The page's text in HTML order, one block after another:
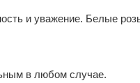
и уважение. Белые
в любом случае.